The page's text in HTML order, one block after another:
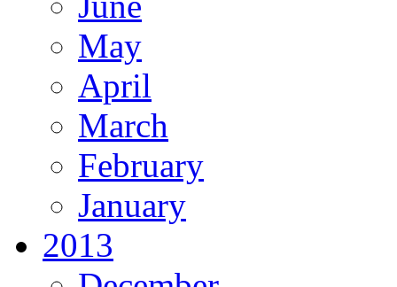
May
April
March
February
January
2013